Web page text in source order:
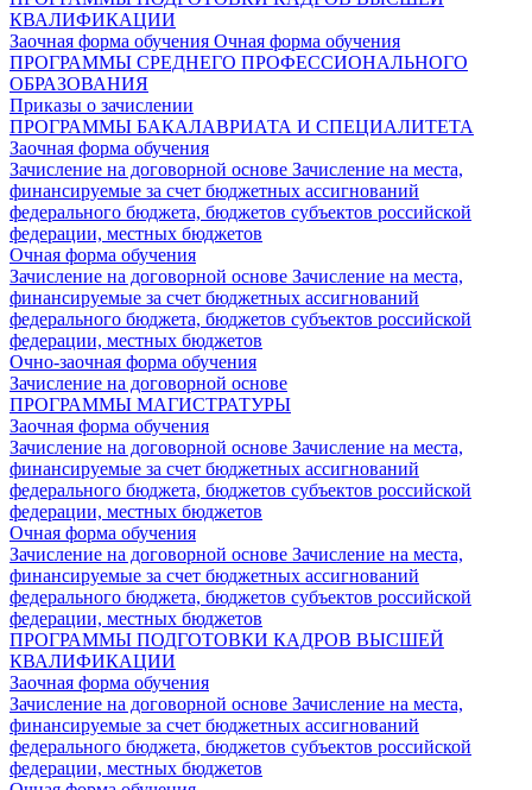
КВАЛИФИКАЦИИ
Заочная форма обучения Очная форма обучения
ПРОГРАММЫ СРЕДНЕГО ПРОФЕССИОНАЛЬНОГО
ОБРАЗОВАНИЯ
Приказы о зачислении
ПРОГРАММЫ БАКАЛАВРИАТА И СПЕЦИАЛИТЕТА
Заочная форма обучения
Зачисление на договорной основе Зачисление на места,
финансируемые за счет бюджетных ассигнований
федерального бюджета, бюджетов субъектов российской
федерации, местных бюджетов
Очная форма обучения
Зачисление на договорной основе Зачисление на места,
финансируемые за счет бюджетных ассигнований
федерального бюджета, бюджетов субъектов российской
федерации, местных бюджетов
Очно-заочная форма обучения
Зачисление на договорной основе
ПРОГРАММЫ МАГИСТРАТУРЫ
Заочная форма обучения
Зачисление на договорной основе Зачисление на места,
финансируемые за счет бюджетных ассигнований
федерального бюджета, бюджетов субъектов российской
федерации, местных бюджетов
Очная форма обучения
Зачисление на договорной основе Зачисление на места,
финансируемые за счет бюджетных ассигнований
федерального бюджета, бюджетов субъектов российской
федерации, местных бюджетов
ПРОГРАММЫ ПОДГОТОВКИ КАДРОВ ВЫСШЕЙ
КВАЛИФИКАЦИИ
Заочная форма обучения
Зачисление на договорной основе Зачисление на места,
финансируемые за счет бюджетных ассигнований
федерального бюджета, бюджетов субъектов российской
федерации, местных бюджетов